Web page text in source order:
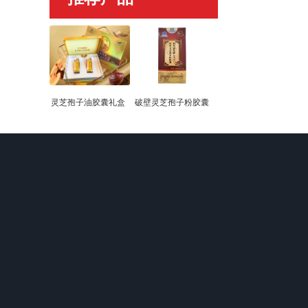
灵芝孢子油胶囊礼盒 破壁灵芝孢子粉胶囊